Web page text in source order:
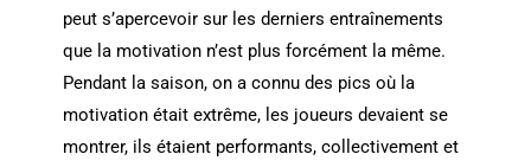
peut s’apercevoir sur les derniers entraînements
que la motivation n’est plus forcément la même.
Pendant la saison, on a connu des pics où la
motivation était extrême, les joueurs devaient se
montrer, ils étaient performants, collectivement et